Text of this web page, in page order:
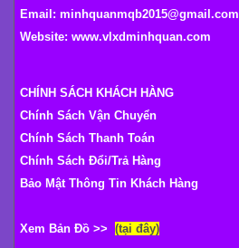
Email: minhquanmqb2015@gmail.com
Website: www.vlxdminhquan.com
CHÍNH SÁCH KHÁCH HÀNG
Chính Sách Vận Chuyển
Chính Sách Thanh Toán
Chính Sách Đổi/Trả Hàng
Bảo Mật Thông Tin Khách Hàng
Xem Bản Đồ >> (tại đây)